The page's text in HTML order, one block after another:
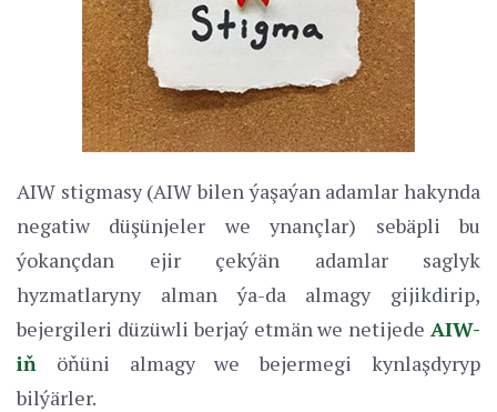
AIW stigmasy (AIW bilen ýaşaýan adamlar hakynda
negatiw düşünjeler we ynançlar) sebäpli bu
ýokançdan ejir çekýän adamlar saglyk
hyzmatlaryny alman ýa-da almagy gijikdirip,
bejergileri düzüwli berjaý etmän we netijede AIW-
iň öňüni almagy we bejermegi kynlaşdyryp
bilýärler.